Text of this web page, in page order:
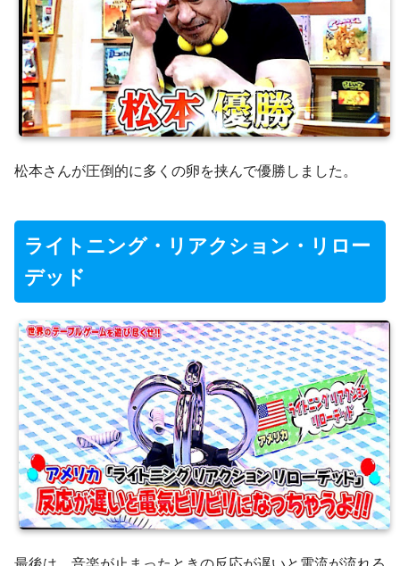
松本さんが圧倒的に多くの卵を挟んで優勝しました。
ライトニング・リアクション・リロー
デッド